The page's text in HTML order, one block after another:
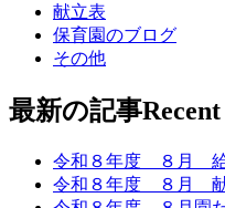
献立表
保育園のブログ
その他
最新の記事
令和８年度 ８月 給
令和８年度 ８月